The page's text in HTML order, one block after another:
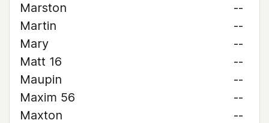
Marston
--
Martin
--
Mary
--
Matt 16
--
Maupin
--
Maxim 56
--
Maxton
--